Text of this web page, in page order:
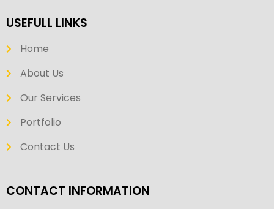
USEFULL LINKS
Home
About Us
Our Services
Portfolio
Contact Us
CONTACT INFORMATION